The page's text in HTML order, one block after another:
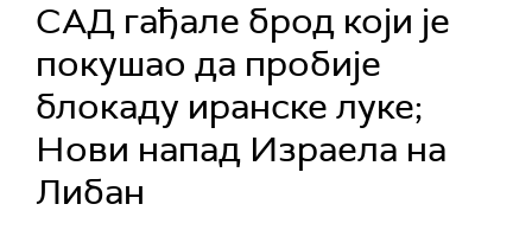
САД гађале брод који је
покушао да пробије
блокаду иранске луке;
Нови напад Израела на
Либан